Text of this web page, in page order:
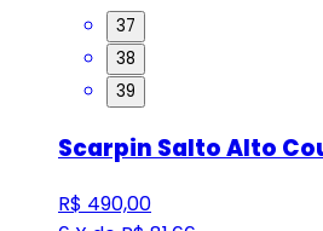
37
38
39
Scarpin Salto Alto
R$ 490,00